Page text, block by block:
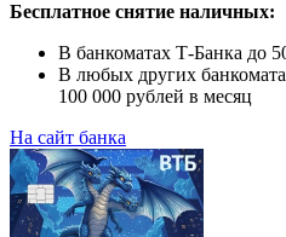
Бесплатное снятие наличных:
В банкоматах Т-Банка до
В любых других
100 000 рублей в месяц
На сайт банка